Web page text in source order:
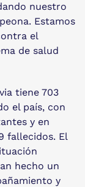
nuestro
Estamos
el
de salud
tiene 703
el país, con
y en
fallecidos. El
hecho un
y